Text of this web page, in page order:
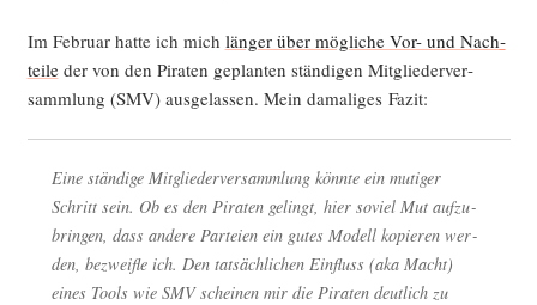
Im Febru­ar hat­te ich mich län­ger über mög­li­che Vor- und Nach­
tei­leder von den Pira­ten geplan­ten stän­di­gen Mit­glie­der­ver­
samm­lung (SMV) aus­ge­las­sen. Mein dama­li­ges Fazit:
Eine stän­di­ge Mit­glie­der­ver­samm­lung könn­te ein muti­ger
Schritt sein. Ob es den Pira­ten gelingt, hier soviel Mut auf­zu­
brin­gen, dass ande­re Par­tei­en ein gutes Modell kopie­ren wer­
den, bezweif­le ich. Den tat­säch­li­chen Ein­fluss (aka Macht)
eines Tools wie SMV schei­nen mir die Pira­ten deut­lich zu